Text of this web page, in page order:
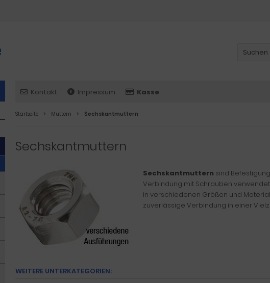
Kontakt Impressum Kasse
Startseite Muttern Sechskantmuttern
Sechskantmuttern
Sechskantmuttern sind
Verbindung mit Schrauben
in verschiedenen Größen und
zuverlässige Verbindung in einer
WEITERE UNTERKATEGORIEN: